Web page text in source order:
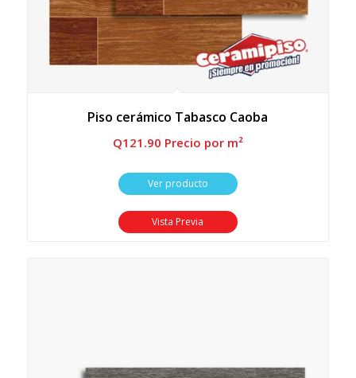
Piso cerámico Tabasco Caoba
Q121.90 Precio por m²
Ver producto
Vista Previa